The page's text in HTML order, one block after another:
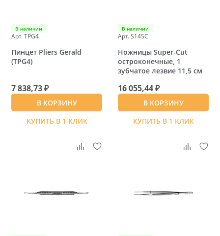
В наличии
Арт. TPG4
Пинцет Pliers Gerald
(TPG4)
7 838,73 ₽
В КОРЗИНУ
КУПИТЬ В 1 КЛИК
В наличии
Арт. S14SC
Ножницы Super-Cut
остроконечные, 1
зубчатое лезвие 11,5 см
16 055,44 ₽
В КОРЗИНУ
КУПИТЬ В 1 КЛИК